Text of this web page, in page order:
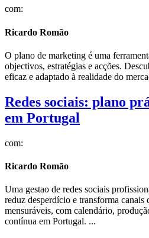
com:
Ricardo Romão
O plano de marketing é uma
objectivos, estratégias e acções.
eficaz e adaptado à realidade do
Redes sociais: plano
em Portugal
com:
Ricardo Romão
Uma gestao de redes sociais
reduz desperdício e transforma canais
mensuráveis, com calendário,
contínua em Portugal. ...